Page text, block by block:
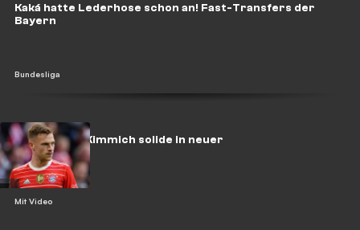
Bundesliga
Kaká hatte Lederhose schon an! Fast-Transfers der
Bayern
Mit Video
FCB-Noten: Kimmich solide in neuer
Rolle